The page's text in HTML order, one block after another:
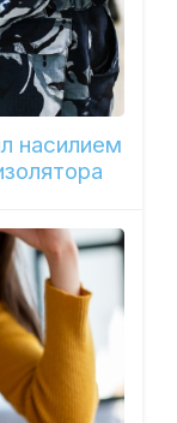
насилием